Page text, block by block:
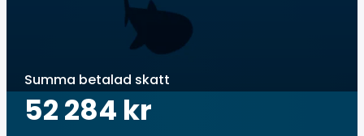
Summa betalad skatt
52 284 kr